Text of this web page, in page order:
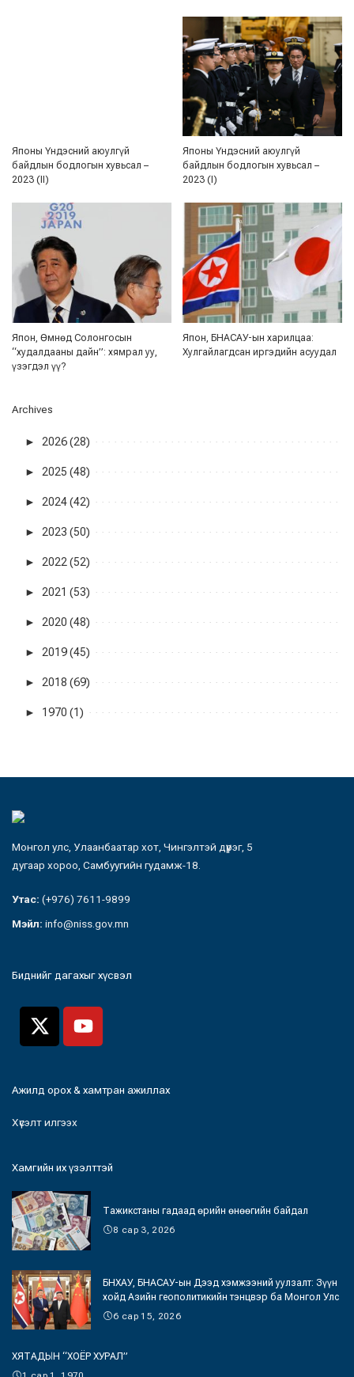
Японы Үндэсний аюулгүй
байдлын бодлогын хувьсал –
2023 (II)
Японы Үндэсний аюулгүй
байдлын бодлогын хувьсал –
2023 (I)
Япон, Өмнөд Солонгосын
“худалдааны дайн”: хямрал уу,
үзэгдэл үү?
Япон, БНАСАУ-ын харилцаа:
Хулгайлагдсан иргэдийн асуудал
Archives
► 2026 (28)
► 2025 (48)
► 2024 (42)
► 2023 (50)
► 2022 (52)
► 2021 (53)
► 2020 (48)
► 2019 (45)
► 2018 (69)
► 1970 (1)
Монгол улс, Улаанбаатар хот, Чингэлтэй дүүрэг, 5
дугаар хороо, Самбуугийн гудамж-18.
Утас: (+976) 7611-9899
Мэйл: info@niss.gov.mn
Биднийг дагахыг хүсвэл
Ажилд орох & хамтран ажиллах
Хүсэлт илгээх
Хамгийн их үзэлттэй
Тажикстаны гадаад өрийн өнөөгийн байдал
8 сар 3, 2026
БНХАУ, БНАСАУ-ын Дээд хэмжээний уулзалт: Зүүн
хойд Азийн геополитикийн тэнцвэр ба Монгол Улс
6 сар 15, 2026
ХЯТАДЫН “ХОЁР ХУРАЛ”